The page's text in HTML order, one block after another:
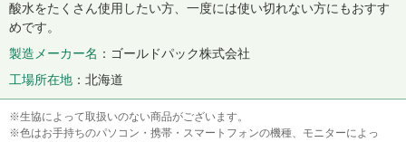
酸水をたくさん使用したい方、一度には使い切れない方にもおすす
めです。
製造メーカー名
ゴールドパック株式会社
工場所在地
北海道
※生協によって取扱いのない商品がございます。
※色はお手持ちのパソコン・携帯・スマートフォンの機種、モニターによっ